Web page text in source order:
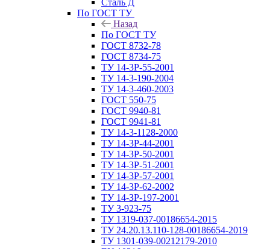
Сталь Д
По ГОСТ ТУ
Назад
По ГОСТ ТУ
ГОСТ 8732-78
ГОСТ 8734-75
ТУ 14-3Р-55-2001
ТУ 14-3-190-2004
ТУ 14-3-460-2003
ГОСТ 550-75
ГОСТ 9940-81
ГОСТ 9941-81
ТУ 14-3-1128-2000
ТУ 14-3Р-44-2001
ТУ 14-3Р-50-2001
ТУ 14-3Р-51-2001
ТУ 14-3Р-57-2001
ТУ 14-3Р-62-2002
ТУ 14-ЗР-197-2001
ТУ 3-923-75
ТУ 1319-037-00186654-2015
ТУ 24.20.13.110-128-00186654-2019
ТУ 1301-039-00212179-2010